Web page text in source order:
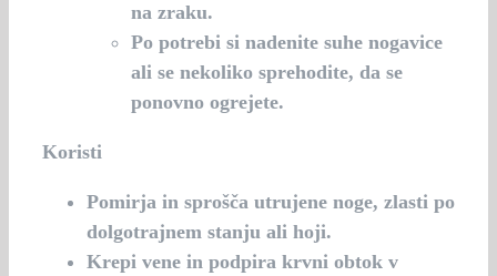
na zraku.
Po potrebi si nadenite suhe nogavice
ali se nekoliko sprehodite, da se
ponovno ogrejete.
Koristi
Pomirja in sprošča utrujene noge, zlasti po
dolgotrajnem stanju ali hoji.
Krepi vene in podpira krvni obtok v